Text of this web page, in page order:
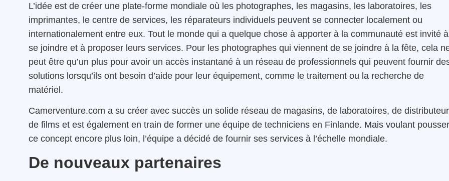
L’idée est de créer une plate-forme mondiale où les photographes, les magasins, les laboratoires, les
imprimantes, le centre de services, les réparateurs individuels peuvent se connecter localement ou
internationalement entre eux. Tout le monde qui a quelque chose à apporter à la communauté est invité à
se joindre et à proposer leurs services. Pour les photographes qui viennent de se joindre à la fête, cela
peut être qu’un plus pour avoir un accès instantané à un réseau de professionnels qui peuvent fournir
solutions lorsqu’ils ont besoin d’aide pour leur équipement, comme le traitement ou la recherche de
matériel.
Camerventure.com a su créer avec succès un solide réseau de magasins, de laboratoires, de
de films et est également en train de former une équipe de techniciens en Finlande. Mais voulant pousser
ce concept encore plus loin, l’équipe a décidé de fournir ses services à l’échelle mondiale.
De nouveaux partenaires